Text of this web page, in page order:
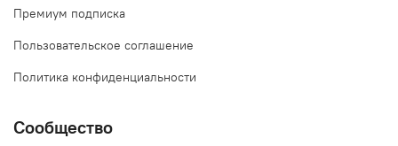
Премиум подписка
Пользовательское соглашение
Политика конфиденциальности
Сообщество